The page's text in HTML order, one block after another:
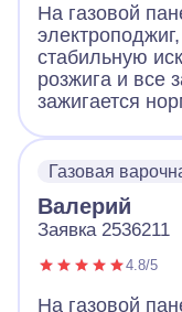
На газовой
стабильную
розжига и все
зажигается
Газовая
Валерий
Заявка 2536211
4.8/5
На газовой